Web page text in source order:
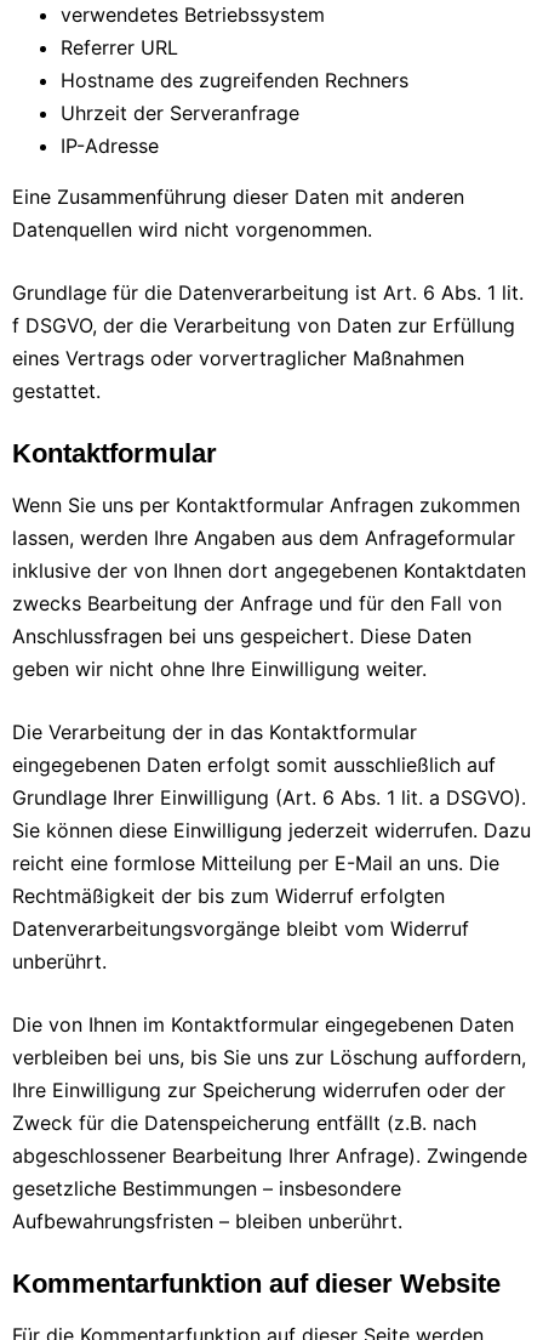
verwendetes Betriebssystem
Referrer URL
Hostname des zugreifenden Rechners
Uhrzeit der Serveranfrage
IP-Adresse
Eine Zusammenführung dieser Daten mit anderen
Datenquellen wird nicht vorgenommen.
Grundlage für die Datenverarbeitung ist Art. 6 Abs. 1 lit.
f DSGVO, der die Verarbeitung von Daten zur Erfüllung
eines Vertrags oder vorvertraglicher Maßnahmen
gestattet.
Kontaktformular
Wenn Sie uns per Kontaktformular Anfragen zukommen
lassen, werden Ihre Angaben aus dem Anfrageformular
inklusive der von Ihnen dort angegebenen Kontaktdaten
zwecks Bearbeitung der Anfrage und für den Fall von
Anschlussfragen bei uns gespeichert. Diese Daten
geben wir nicht ohne Ihre Einwilligung weiter.
Die Verarbeitung der in das Kontaktformular
eingegebenen Daten erfolgt somit ausschließlich auf
Grundlage Ihrer Einwilligung (Art. 6 Abs. 1 lit. a DSGVO).
Sie können diese Einwilligung jederzeit widerrufen. Dazu
reicht eine formlose Mitteilung per E-Mail an uns. Die
Rechtmäßigkeit der bis zum Widerruf erfolgten
Datenverarbeitungsvorgänge bleibt vom Widerruf
unberührt.
Die von Ihnen im Kontaktformular eingegebenen Daten
verbleiben bei uns, bis Sie uns zur Löschung auffordern,
Ihre Einwilligung zur Speicherung widerrufen oder der
Zweck für die Datenspeicherung entfällt (z.B. nach
abgeschlossener Bearbeitung Ihrer Anfrage). Zwingende
gesetzliche Bestimmungen – insbesondere
Aufbewahrungsfristen – bleiben unberührt.
Kommentarfunktion auf dieser Website
Für die Kommentarfunktion auf dieser Seite werden